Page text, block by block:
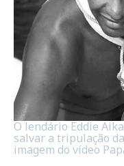
O lendário Eddie
salvar a tripulação
imagem do vídeo